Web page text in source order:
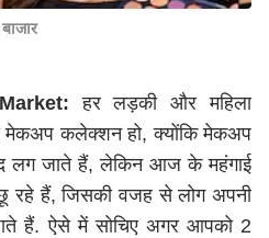
हर लड़की और महिला
मेकअप कलेक्शन हो, क्योंकि मेकअप
लग जाते हैं, लेकिन आज के महंगाई
हैं, जिसकी वजह से लोग अपनी
हैं. ऐसे में सोचिए अगर आपको 2